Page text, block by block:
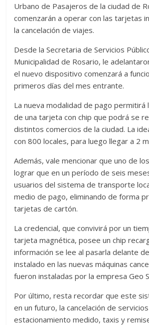
Urbano de Pasajeros de la ciudad de
comenzarán a operar con las tarjetas
la cancelación de viajes.
Desde la Secretaria de Servicios
Municipalidad de Rosario, le
el nuevo dispositivo comenzará a
primeros días del mes entrante.
La nueva modalidad de pago permitirá
de una tarjeta con chip que podrá se
distintos comercios de la ciudad. La
con 800 locales, para luego llegar a 2
Además, vale mencionar que uno de
lograr que en un período de seis
usuarios del sistema de transporte
medio de pago, eliminando de forma
tarjetas de cartón.
La credencial, que convivirá por un
tarjeta magnética, posee un chip
información se lee al pasarla delante
instalado en las nuevas máquinas
fueron instaladas por la empresa Geo
Por último, resta recordar que este
en un futuro, la cancelación de
estacionamiento medido, taxis y